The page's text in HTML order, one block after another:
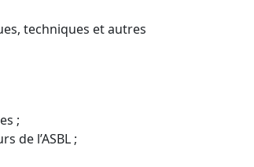
techniques et autres
;
de l’ASBL ;